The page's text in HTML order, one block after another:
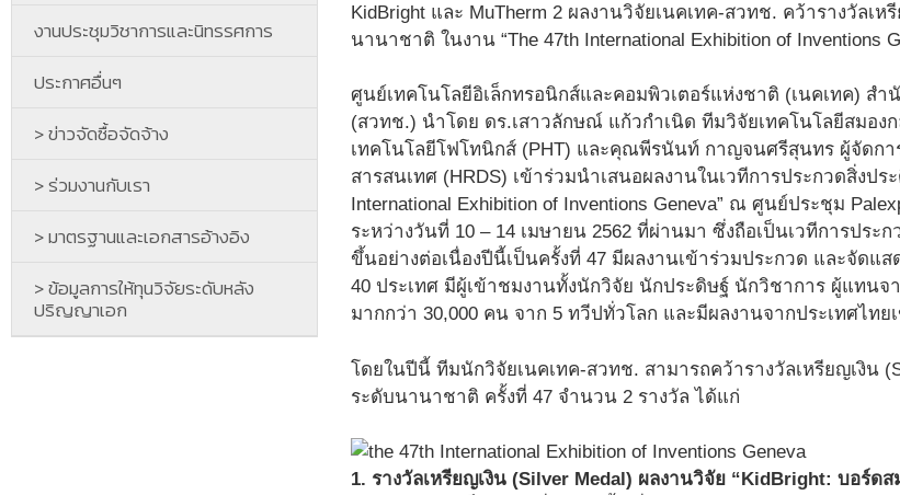
งานประชุมวิชาการและนิทรรศการ
ประกาศอื่นๆ
> ข่าวจัดซื้อจัดจ้าง
> ร่วมงานกับเรา
> มาตรฐานและเอกสารอ้างอิง
> ข้อมูลการให้ทุนวิจัยระดับหลัง
ปริญญาเอก
KidBright และ MuTherm 2 ผลงานวิจัยเนคเทค-สวทช. คว้ารางวัลเ
นานาชาติ ในงาน “The 47th International Exhibition of
ศูนย์เทคโนโลยีอิเล็กทรอนิกส์และคอมพิวเตอร์แห่งชาติ (เนคเทค) ส
(สวทช.) นำโดย ดร.เสาวลักษณ์ แก้วกำเนิด ทีมวิจัยเทคโนโลยีสมอ
เทคโนโลยีโฟโทนิกส์ (PHT) และคุณพีรนันท์ กาญจนศรีสุนทร ผู้จัดก
สารสนเทศ (HRDS) เข้าร่วมนำเสนอผลงานในเวทีการประกวดสิ่งป
International Exhibition of Inventions Geneva” ณ ศูนย์ประชุม
ระหว่างวันที่ 10 – 14 เมษายน 2562 ที่ผ่านมา ซึ่งถือเป็นเวทีการปร
ขึ้นอย่างต่อเนื่องปีนี้เป็นครั้งที่ 47 มีผลงานเข้าร่วมประกวด และจัดแ
40 ประเทศ มีผู้เข้าชมงานทั้งนักวิจัย นักประดิษฐ์ นักวิชาการ ผู้แทน
มากกว่า 30,000 คน จาก 5 ทวีปทั่วโลก และมีผลงานจากประเทศไท
โดยในปีนี้ ทีมนักวิจัยเนคเทค-สวทช. สามารถคว้ารางวัลเหรียญเงิน
ระดับนานาชาติ ครั้งที่ 47 จำนวน 2 รางวัล ได้แก่
1. รางวัลเหรียญเงิน (Silver Medal) ผลงานวิจัย “KidBright: บอร์ดส